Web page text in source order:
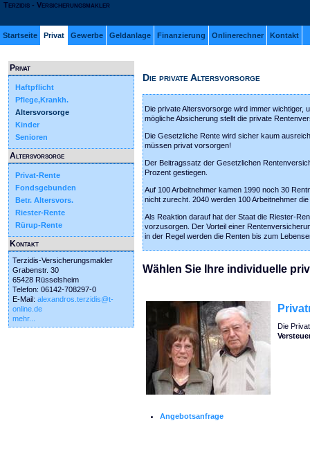
Terzidis - Versicherungsmakler
Startseite Privat Gewerbe Geldanlage Finanzierung Onlinerechner Kontakt
Privat
Haftpflicht
Pflege,Krankh.
Altersvorsorge
Kinder
Senioren
Altersvorsorge
Privat-Rente
Fondsgebunden
Betr. Altersvors.
Riester-Rente
Rürup-Rente
Kontakt
Terzidis-Versicherungsmakler
Grabenstr. 30
65428 Rüsselsheim
Telefon: 06142-708297-0
E-Mail: alexandros.terzidis@t-
online.de
mehr...
Die private Altersvorsorge
Die private Altersvorsorge wird immer wichtiger,
mögliche Absicherung stellt die private
Die Gesetzliche Rente wird sicher kaum
müssen privat vorsorgen!
Der Beitragssatz der Gesetzlichen
Prozent gestiegen.
Auf 100 Arbeitnehmer kamen 1990 noch 30
nicht zurecht. 2040 werden 100 Arbeitnehmer
Als Reaktion darauf hat der Staat die Riester-
vorzusorgen. Der Vorteil einer
in der Regel werden die Renten bis zum
Wählen Sie Ihre individuelle
Die
Angebotsanfrage